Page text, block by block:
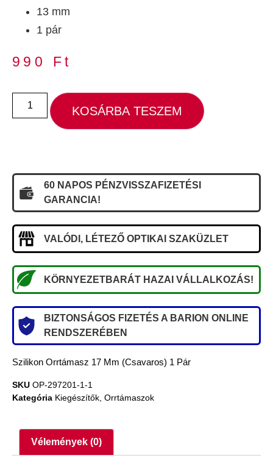
13 mm
1 pár
990 Ft
KOSÁRBA TESZEM
60 NAPOS PÉNZVISSZAFIZETÉSI
GARANCIA!
VALÓDI, LÉTEZŐ OPTIKAI SZAKÜZLET
KÖRNYEZETBARÁT HAZAI VÁLLALKOZÁS!
BIZTONSÁGOS FIZETÉS A BARION ONLINE
RENDSZERÉBEN
Szilikon Orrtámasz 17 Mm (csavaros) 1 Pár
SKU OP-297201-1-1
Kategória Kiegészítők, Orrtámaszok
Vélemények (0)